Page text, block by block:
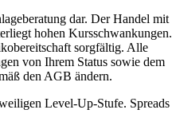
dar. Der Handel mit
hohen Kursschwankungen.
sorgfältig. Alle
von Ihrem Status sowie dem
den AGB ändern.
Level-Up-Stufe. Spreads